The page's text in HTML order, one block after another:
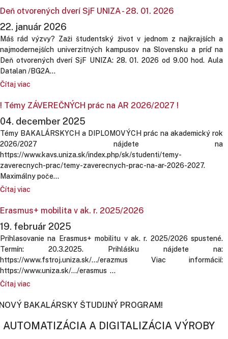
Deň otvorených dverí SjF UNIZA - 28. 01. 2026
22. január 2026
Máš rád výzvy? Zaži študentský život v jednom z najkrajších a
najmodernejších univerzitných kampusov na Slovensku a príď na
Deň otvorených dverí SjF UNIZA: 28. 01. 2026 od 9.00 hod. Aula
Datalan /BG2A...
Čítaj viac
! Témy ZÁVEREČNÝCH prác na AR 2026/2027 !
04. december 2025
Témy BAKALÁRSKYCH a DIPLOMOVÝCH prác na akademický rok
2026/2027 nájdete na
https://www.kavs.uniza.sk/index.php/sk/studenti/temy-
zaverecnych-prac/temy-zaverecnych-prac-na-ar-2026-2027.
Maximálny poče...
Čítaj viac
Erasmus+ mobilita v ak. r. 2025/2026
19. február 2025
Prihlasovanie na Erasmus+ mobilitu v ak. r. 2025/2026 spustené.
Termín: 20.3.2025. Prihlášku nájdete na:
https://www.fstroj.uniza.sk/.../erazmus Viac informácií:
https://www.uniza.sk/.../erasmus ...
Čítaj viac
BAKALÁRSKY ŠTUDIJNÝ PROGRAM!
AUTOMATIZÁCIA A DIGITALIZÁCIA VÝROBY